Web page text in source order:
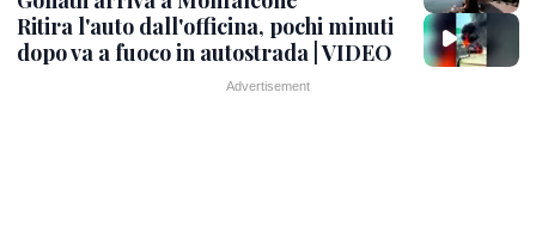
Ritira l'auto dall'officina, pochi minuti
dopo va a fuoco in autostrada | VIDEO